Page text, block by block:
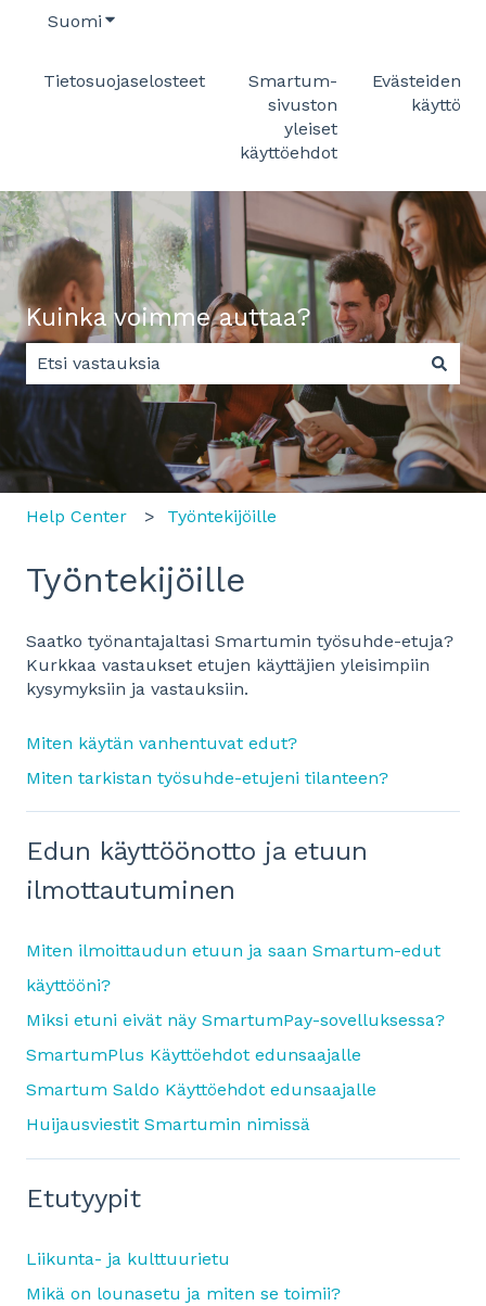
Suomi Näytä käännöksien alavalikko
Tietosuojaselosteet
Smartum-
sivuston
yleiset
käyttöehdot
Evästeiden
käyttö
Kuinka voimme auttaa?
Ehdotuksia ei ole, koska hakukenttä on tyhjä.
Help Center Työntekijöille
Työntekijöille
Saatko työnantajaltasi Smartumin työsuhde-etuja?
Kurkkaa vastaukset etujen käyttäjien yleisimpiin
kysymyksiin ja vastauksiin.
Miten käytän vanhentuvat edut?
Miten tarkistan työsuhde-etujeni tilanteen?
Edun käyttöönotto ja etuun
ilmottautuminen
Miten ilmoittaudun etuun ja saan Smartum-edut
käyttööni?
Miksi etuni eivät näy SmartumPay-sovelluksessa?
SmartumPlus Käyttöehdot edunsaajalle
Smartum Saldo Käyttöehdot edunsaajalle
Huijausviestit Smartumin nimissä
Etutyypit
Liikunta- ja kulttuurietu
Mikä on lounasetu ja miten se toimii?